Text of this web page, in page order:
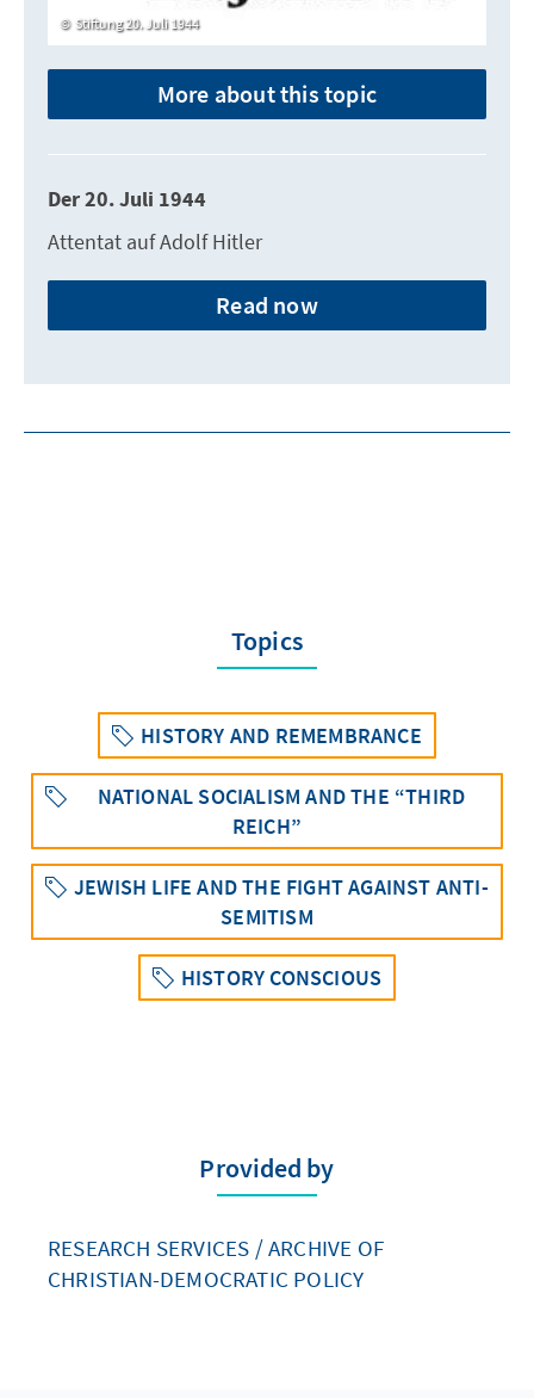
Stiftung 20. Juli 1944
More about this topic
Der 20. Juli 1944
Attentat auf Adolf Hitler
Read now
Topics
HISTORY AND REMEMBRANCE
NATIONAL SOCIALISM AND THE “THIRD
REICH”
JEWISH LIFE AND THE FIGHT AGAINST ANTI-
SEMITISM
HISTORY CONSCIOUS
Provided by
RESEARCH SERVICES / ARCHIVE OF
CHRISTIAN-DEMOCRATIC POLICY